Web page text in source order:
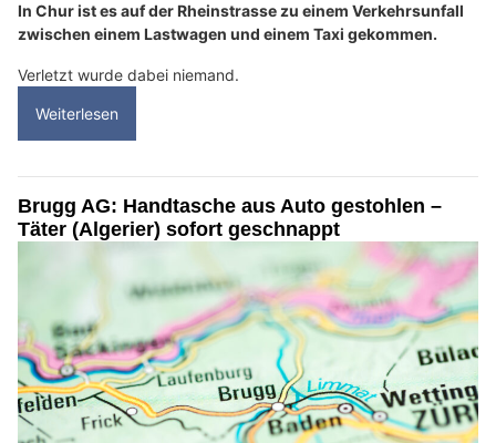
In Chur ist es auf der Rheinstrasse zu einem Verkehrsunfall
zwischen einem Lastwagen und einem Taxi gekommen.
Verletzt wurde dabei niemand.
Weiterlesen
Brugg AG: Handtasche aus Auto gestohlen –
Täter (Algerier) sofort geschnappt